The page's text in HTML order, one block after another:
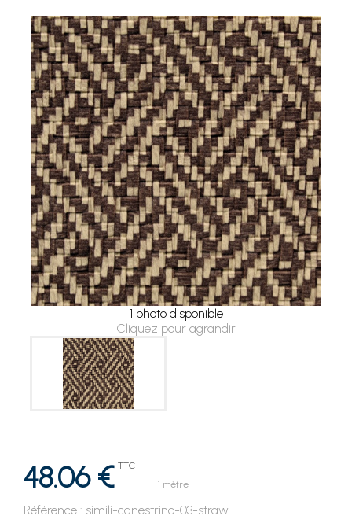
1 photo disponible
Cliquez pour agrandir
48.06 € TTC
1 mètre
Référence : simili-canestrino-03-straw